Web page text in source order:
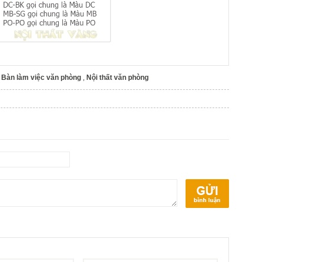
Bàn làm việc văn phòng , Nội thất văn phòng